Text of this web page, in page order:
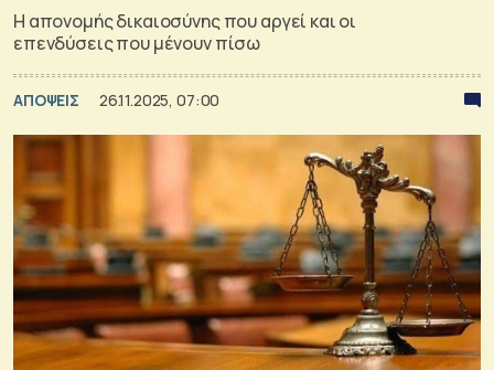
Η απονομής δικαιοσύνης που αργεί και οι
επενδύσεις που μένουν πίσω
ΑΠΟΨΕΙΣ 26.11.2025, 07:00